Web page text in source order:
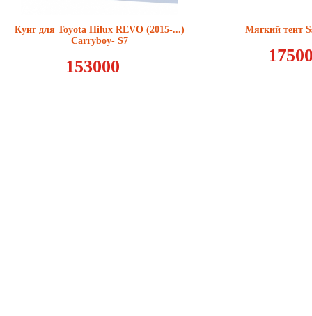
Кунг для Toyota Hilux REVO (2015-...)
Carryboy- S7
153000
Мягкий тент